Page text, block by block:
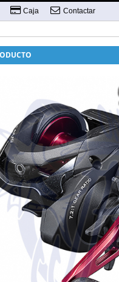
Caja Contactar